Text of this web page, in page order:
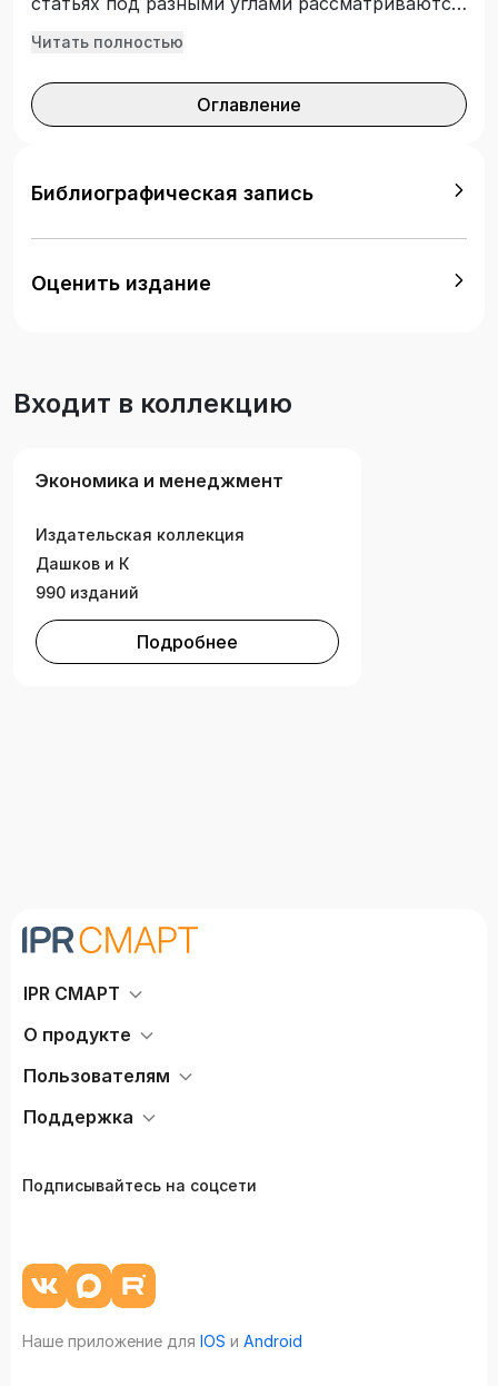
ключевые тенденции и прогнозы развития в
коммуникаций, образования. Для
предпринимателей, маркетологов, ученых,
общественностью.
Читать полностью
Оглавление
Библиографическая запись
Оценить издание
Входит в коллекцию
Экономика и менеджмент
Издательская коллекция
Дашков и К
990 изданий
Подробнее
IPR СМАРТ
О продукте
Пользователям
Поддержка
Подписывайтесь на соцсети
Наше приложение для IOS и Android